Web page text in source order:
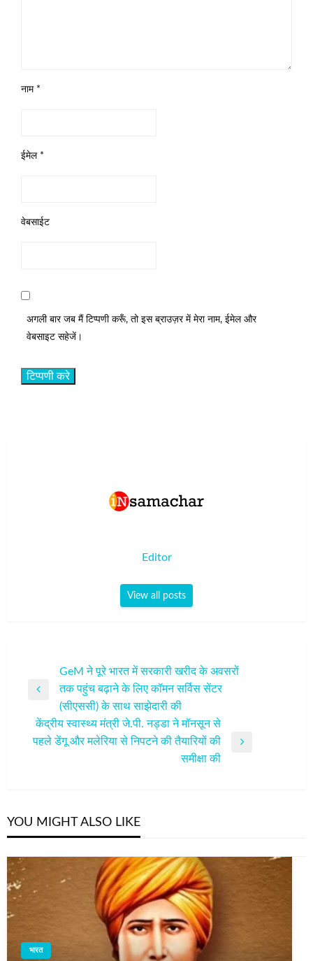
नाम *
ईमेल *
वेबसाईट
अगली बार जब मैं टिप्पणी करूँ, तो इस ब्राउज़र में मेरा नाम, ईमेल और
वेबसाइट सहेजें।
Editor
View all posts
नेविगेशन
GeM ने पूरे भारत में सरकारी खरीद के अवसरों
तक पहुंच बढ़ाने के लिए कॉमन सर्विस सेंटर
(सीएससी) के साथ साझेदारी की
Next
केंद्रीय स्वास्थ्य मंत्री जे.पी. नड्डा ने मॉनसून से
पहले डेंगू और मलेरिया से निपटने की तैयारियों की
समीक्षा की
YOU MIGHT ALSO LIKE
भारत